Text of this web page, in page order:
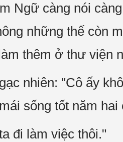
Ngữ càng nói
những thế còn
thêm ở thư viện
nhiên: "Cô ấy
sống tốt năm hai
đi làm việc thôi."